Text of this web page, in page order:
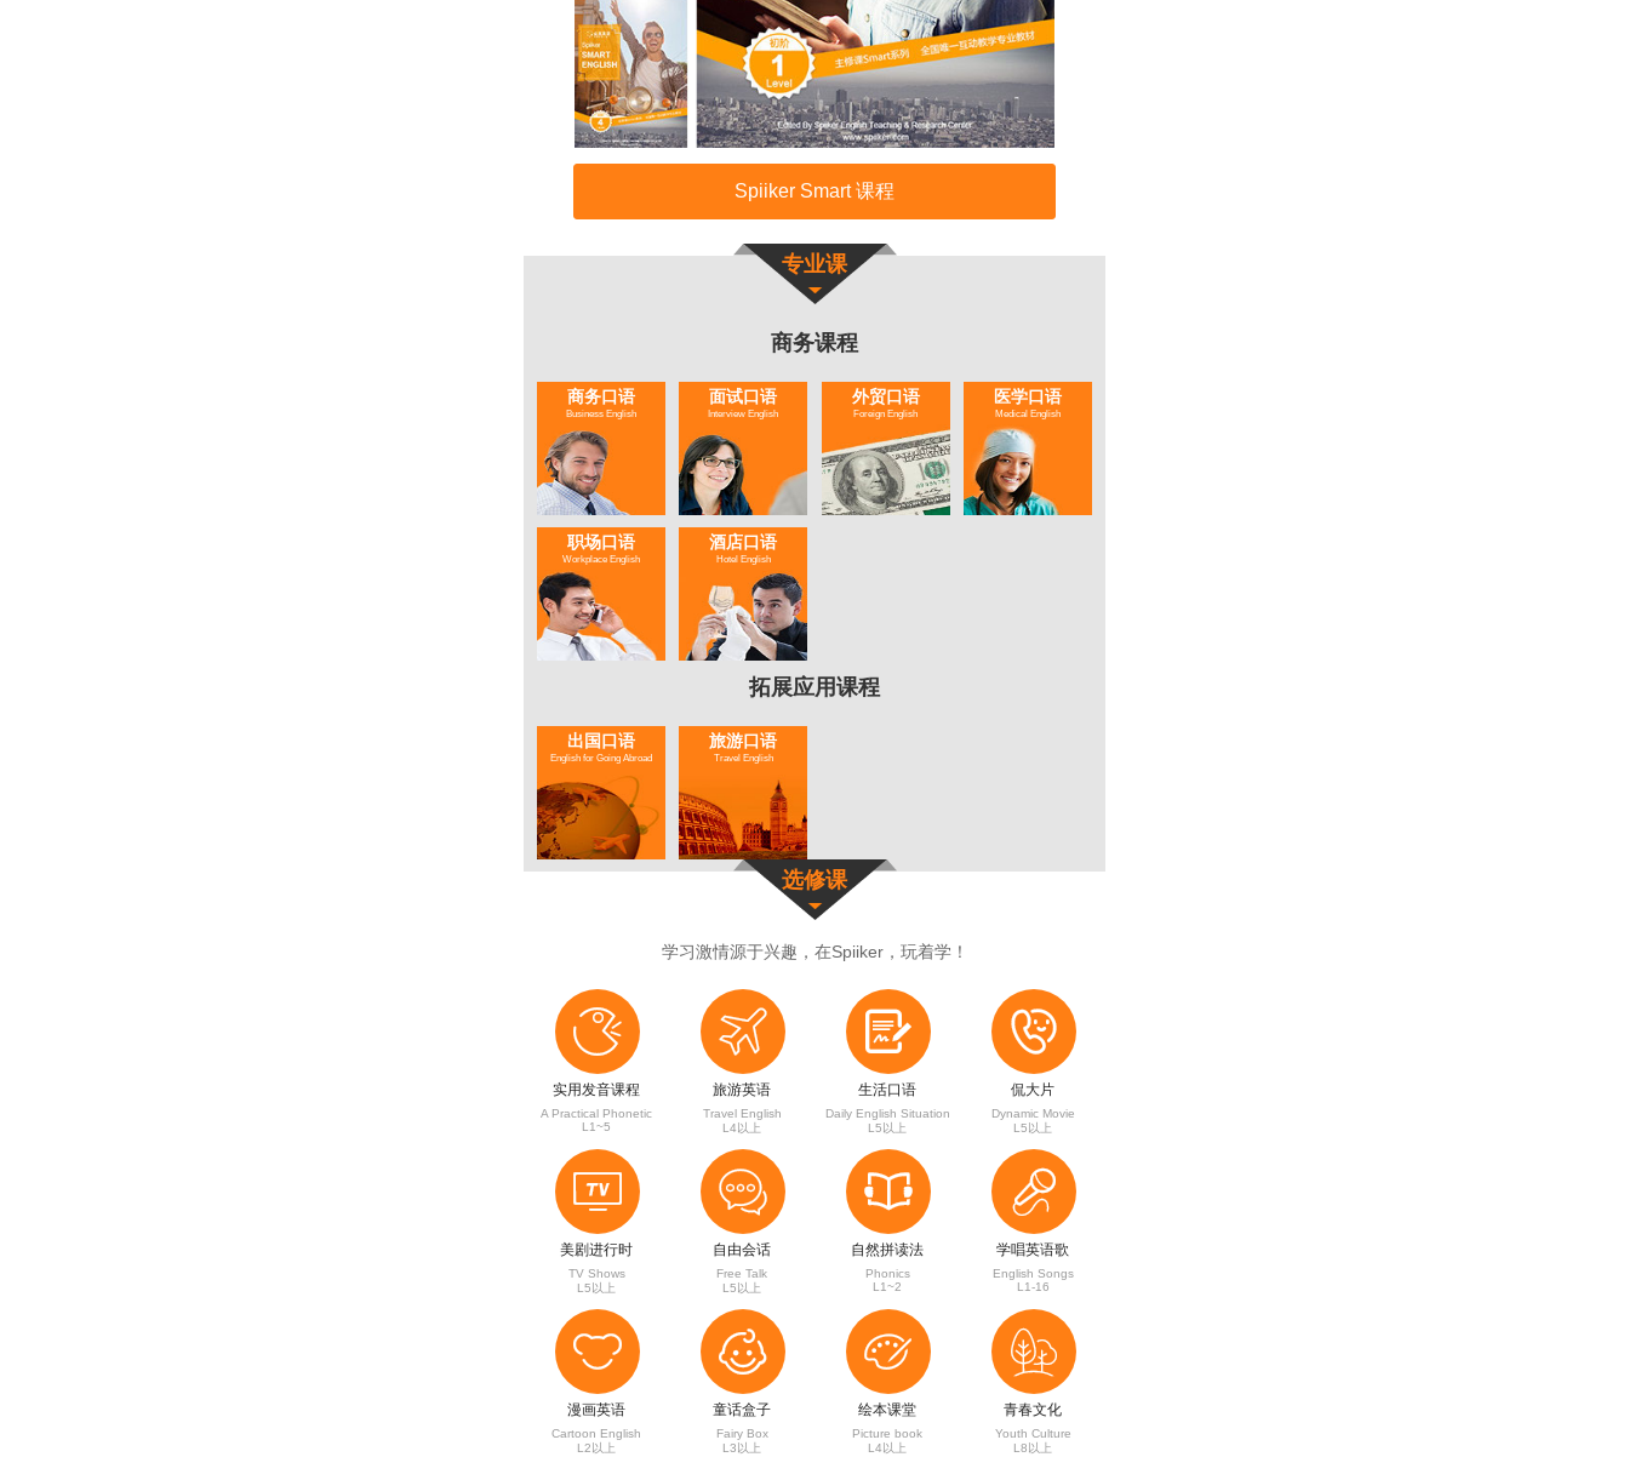
Spiiker Smart 课程
专业课
商务课程
商务口语
Business English
面试口语
Interview English
外贸口语
Foreign English
医学口语
Medical English
职场口语
Workplace English
酒店口语
Hotel English
拓展应用课程
出国口语
English for Going Abroad
旅游口语
Travel English
选修课
学习激情源于兴趣，在Spiiker，玩着学！

实用发音课程
A Practical Phonetic
L1~5

旅游英语
Travel English
L4以上

生活口语
Daily English Situation
L5以上

侃大片
Dynamic Movie
L5以上

美剧进行时
TV Shows
L5以上

自由会话
Free Talk
L5以上

自然拼读法
Phonics
L1~2

学唱英语歌
English Songs
L1-16

漫画英语
Cartoon English
L2以上

童话盒子
Fairy Box
L3以上

绘本课堂
Picture book
L4以上

青春文化
Youth Culture
L8以上